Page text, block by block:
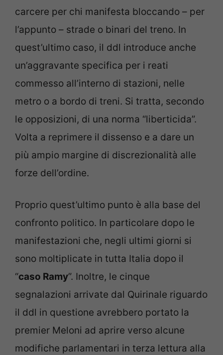
carcere per chi manifesta bloccando – per
l’appunto – strade o binari del treno. In
quest’ultimo caso, il ddl introduce anche
un’aggravante specifica per i reati
commesso all’interno di stazioni, nelle
metro o a bordo di treni. Si tratta, secondo
le opposizioni, di una norma “liberticida”.
Volta a reprimere il dissenso e a dare un
più ampio margine di discrezionalità alle
forze dell’ordine.
Proprio quest’ultimo punto è alla base del
confronto politico. In particolare dopo le
manifestazioni che, negli ultimi giorni si
sono moltiplicate in tutta Italia dopo il
“caso Ramy”. Inoltre, le cinque
segnalazioni arrivate dal Quirinale riguardo
il ddl in questione avrebbero portato la
premier Meloni ad aprire verso alcune
modifiche parlamentari in terza lettura alla